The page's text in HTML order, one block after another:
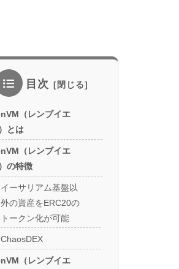
目次
（レンブイエ
とは
（レンブイエ
の特徴
イーサリアム基盤以
外の資産をERC20の
トークン化が可能
ChaosDEX
（レンブイエ